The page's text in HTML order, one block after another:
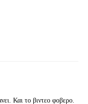
Και το βιντεο φοβερο.